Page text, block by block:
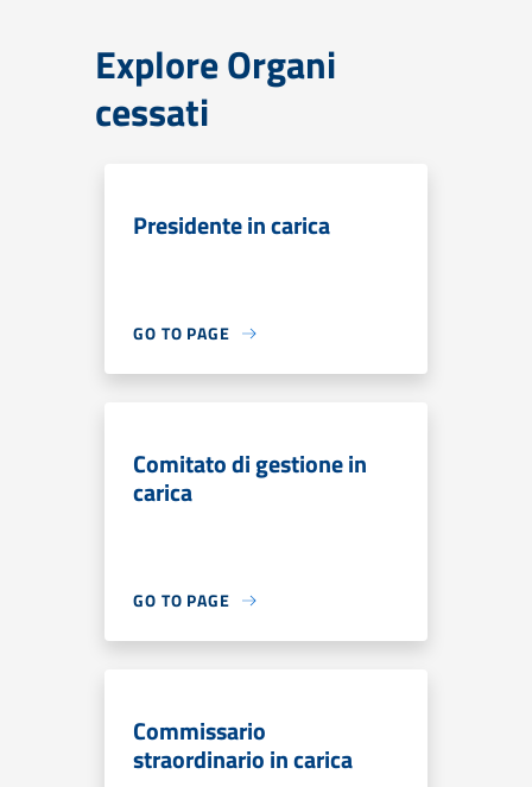
Explore Organi
cessati
Presidente in carica
GO TO PAGE
Comitato di gestione in
carica
GO TO PAGE
Commissario
straordinario in carica